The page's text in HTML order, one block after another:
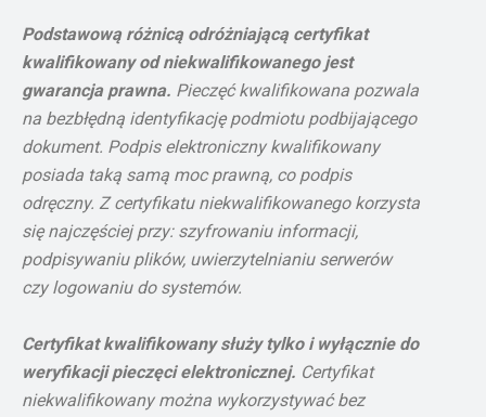
Podstawową różnicą odróżniającą certyfikat
kwalifikowany od niekwalifikowanego jest
gwarancja prawna. Pieczęć kwalifikowana pozwala
na bezbłędną identyfikację podmiotu podbijającego
dokument. Podpis elektroniczny kwalifikowany
posiada taką samą moc prawną, co podpis
odręczny. Z certyfikatu niekwalifikowanego korzysta
się najczęściej przy: szyfrowaniu informacji,
podpisywaniu plików, uwierzytelnianiu serwerów
czy logowaniu do systemów.
Certyfikat kwalifikowany służy tylko i wyłącznie do
weryfikacji pieczęci elektronicznej. Certyfikat
niekwalifikowany można wykorzystywać bez